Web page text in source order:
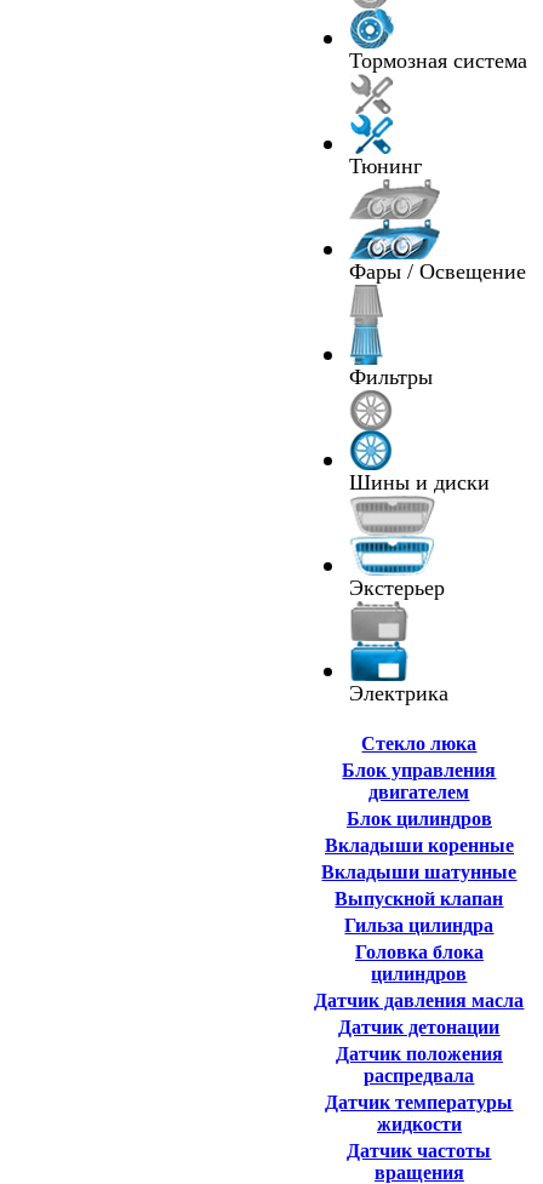
Тормозная система
Тюнинг
Фары / Освещение
Фильтры
Шины и диски
Экстерьер
Электрика
Cтекло люка
Блок управления
двигателем
Блок цилиндров
Вкладыши коренные
Вкладыши шатунные
Выпускной клапан
Гильза цилиндра
Головка блока
цилиндров
Датчик давления масла
Датчик детонации
Датчик положения
распредвала
Датчик температуры
жидкости
Датчик частоты
вращения